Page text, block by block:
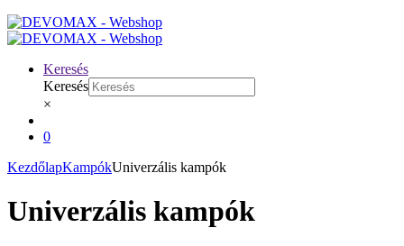
Keresés
Keresés
×
0
KezdőlapKampókUniverzális kampók
Univerzális kampók